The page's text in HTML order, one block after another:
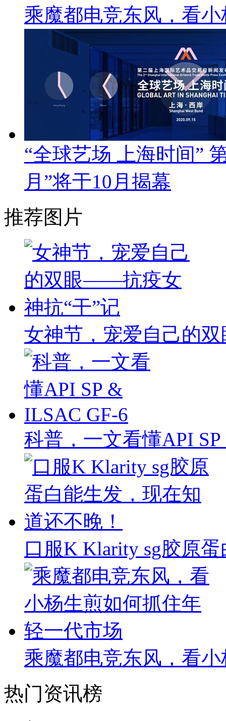
乘魔都电竞东风，看
“全球艺场 上海时间”
月”将于10月揭幕
推荐图片
女神节，宠爱自己的
科普，一文看懂API
口服K Klarity sg胶原
乘魔都电竞东风，看
热门资讯榜